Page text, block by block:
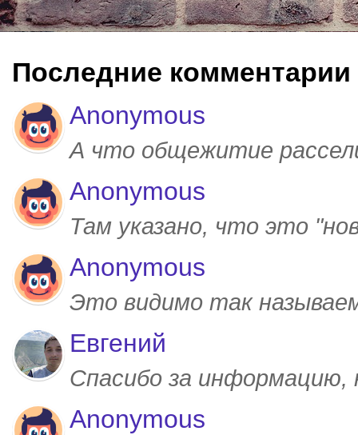
Последние комментарии
Anonymous
А что общежитие
Anonymous
Там указано, что это
Anonymous
Это видимо так
Евгений
Спасибо за
Anonymous